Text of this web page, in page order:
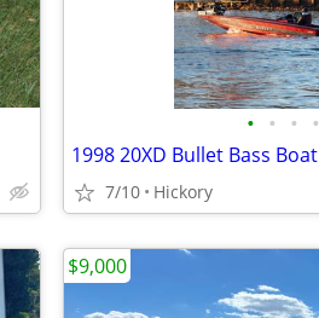
• • • •
1998 20XD Bullet Bass Boat
7/10 Hickory
$9,000